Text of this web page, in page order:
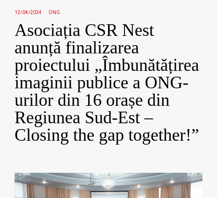
12/04/2024 ONG
Asociația CSR Nest
anunță finalizarea
proiectului „Îmbunătățirea
imaginii publice a ONG-
urilor din 16 orașe din
Regiunea Sud-Est –
Closing the gap together!”